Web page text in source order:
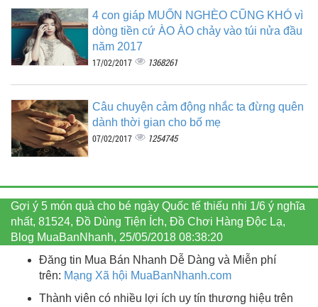
4 con giáp MUỐN NGHÈO CŨNG KHÓ vì
dòng tiền cứ ÀO ÀO chảy vào túi nửa đầu
năm 2017
17/02/2017 1368261
Câu chuyện cảm động nhắc ta đừng quên
dành thời gian cho bố mẹ
07/02/2017 1254745
Gợi ý 5 món quà cho bé ngày Quốc tế thiếu nhi 1/6 ý nghĩa
nhất, 81524, Đồ Dùng Tiện Ích, Đồ Chơi Hàng Độc Lạ,
Blog MuaBanNhanh, 25/05/2018 08:38:20
Đăng tin Mua Bán Nhanh Dễ Dàng và Miễn phí
trên: Mạng Xã hội MuaBanNhanh.com
Thành viên có nhiều lợi ích uy tín thương hiệu trên